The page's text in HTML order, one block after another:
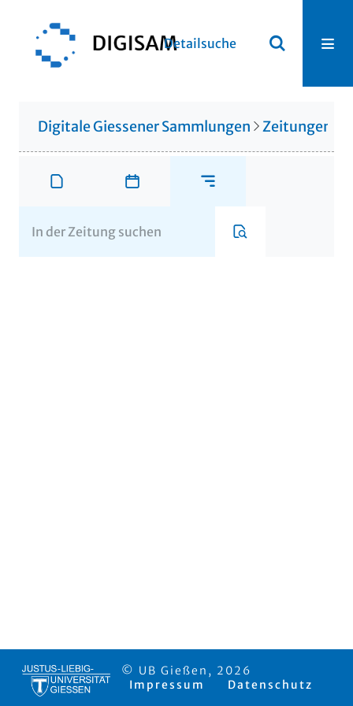
Detailsuche
Digitale Giessener Sammlungen Zeitungen
© UB Gießen, 2026
Impressum
Datenschutz